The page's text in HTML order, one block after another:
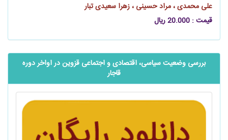
علی محمدی ، مراد حسینی ، زهرا سعیدی تبار
قیمت : 20.000 ریال
بررسی وضعیت سیاسی، اقتصادی و اجتماعی قزوین در اواخر دوره
قاجار